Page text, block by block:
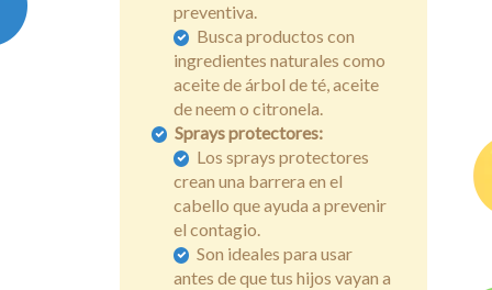
preventiva.
Busca productos con
ingredientes naturales como
aceite de árbol de té, aceite
de neem o citronela.
Sprays protectores:
Los sprays protectores
crean una barrera en el
cabello que ayuda a prevenir
el contagio.
Son ideales para usar
antes de que tus hijos vayan a